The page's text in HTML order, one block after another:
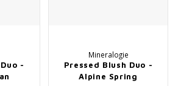
-
Mineralogie
Pressed Blush Duo -
Alpine Spring